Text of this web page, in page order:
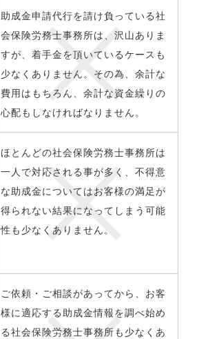
助成金申請代行を請け負っている社
会保険労務士事務所は、沢山ありま
すが、着手金を頂いているケースも
少なくありません。その為、余計な
費用はもちろん、余計な資金繰りの
心配もしなければなりません。
ほとんどの社会保険労務士事務所は
一人で対応される事が多く、不得意
な助成金についてはお客様の満足が
得られない結果になってしまう可能
性も少なくありません。
ご依頼・ご相談があってから、お客
様に適応する助成金情報を調べ始め
る社会保険労務士事務所も少なくあ